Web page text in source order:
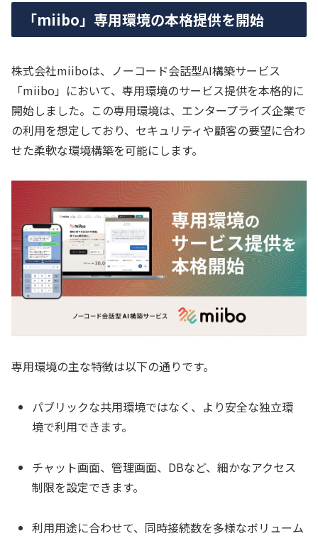
「miibo」専用環境の本格提供を開始
株式会社miiboは、ノーコード会話型AI構築サービス
「miibo」において、専用環境のサービス提供を本格的に
開始しました。この専用環境は、エンタープライズ企業で
の利用を想定しており、セキュリティや顧客の要望に合わ
せた柔軟な環境構築を可能にします。
専用環境の主な特徴は以下の通りです。
パブリックな共用環境ではなく、より安全な独立環
境で利用できます。
チャット画面、管理画面、DBなど、細かなアクセス
制限を設定できます。
利用用途に合わせて、同時接続数を多様なボリューム